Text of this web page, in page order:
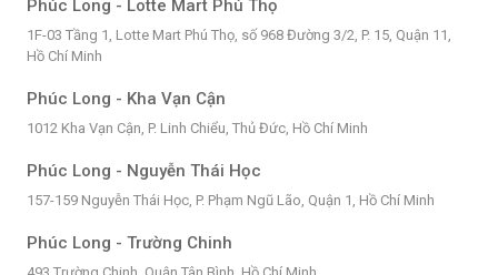
Phúc Long - Lotte Mart Phú Thọ
1F-03 Tầng 1, Lotte Mart Phú Thọ, số 968 Đường 3/2, P. 15, Quận 11,
Hồ Chí Minh
Phúc Long - Kha Vạn Cận
1012 Kha Vạn Cận, P. Linh Chiểu, Thủ Đức, Hồ Chí Minh
Phúc Long - Nguyễn Thái Học
157-159 Nguyễn Thái Học, P. Phạm Ngũ Lão, Quận 1, Hồ Chí Minh
Phúc Long - Trường Chinh